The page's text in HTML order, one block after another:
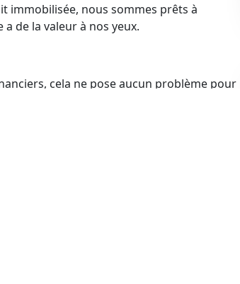
immobilisée, nous sommes prêts à
de la valeur à nos yeux.
cela ne pose aucun problème pour